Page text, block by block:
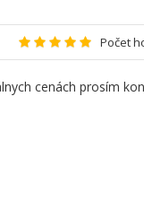
Počet
cenách prosím